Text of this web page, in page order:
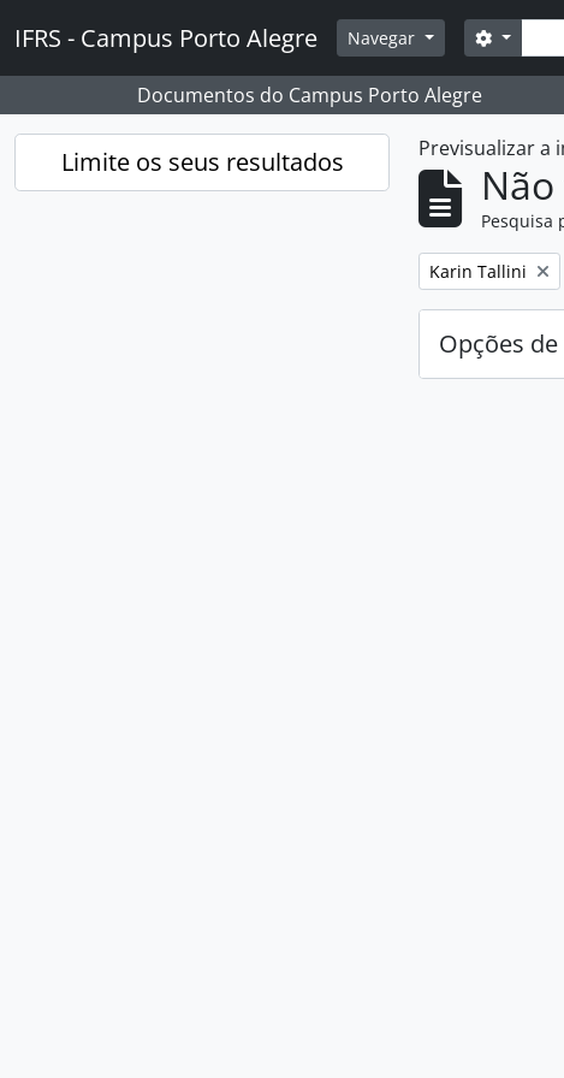
IFRS - Campus Porto Alegre Navegar Opções
Documentos do Campus Porto Alegre
Limite os seus resultados Previsualizar a
Pesquisa
Remover filtro:
Karin Tallini
Opções